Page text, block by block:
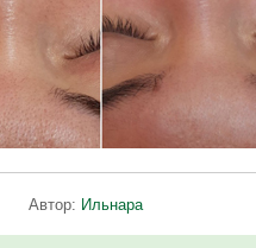
Автор: Ильнара